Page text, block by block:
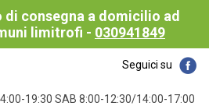
consegna a domicilio ad
limitrofi - 030941849
Seguici su
19:30 SAB 8:00-12:30/14:00-17:00